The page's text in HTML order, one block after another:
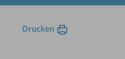
Drucken